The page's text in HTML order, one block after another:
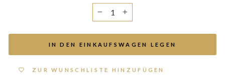
+
IN DEN EINKAUFSWAGEN LEGEN
ZUR WUNSCHLISTE HINZUFÜGEN